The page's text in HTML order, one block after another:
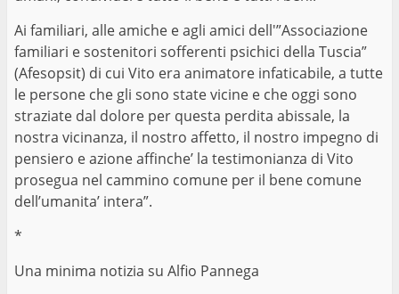
Ai familiari, alle amiche e agli amici dell'”Associazione
familiari e sostenitori sofferenti psichici della Tuscia”
(Afesopsit) di cui Vito era animatore infaticabile, a tutte
le persone che gli sono state vicine e che oggi sono
straziate dal dolore per questa perdita abissale, la
nostra vicinanza, il nostro affetto, il nostro impegno di
pensiero e azione affinche’ la testimonianza di Vito
prosegua nel cammino comune per il bene comune
dell’umanita’ intera”.
*
Una minima notizia su Alfio Pannega